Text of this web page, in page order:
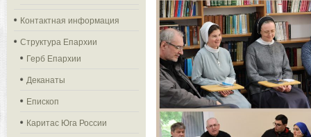
Контактная информация
Структура Епархии
Герб Епархии
Деканаты
Епископ
Каритас Юга России